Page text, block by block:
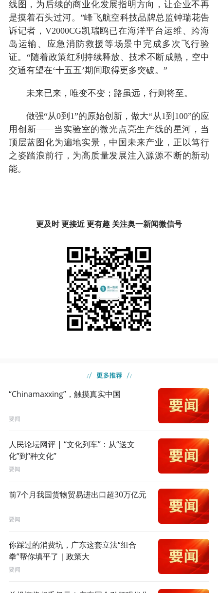
线图，为后续的商业化发展指明方向，让企业不再
是摸着石头过河。”峰飞航空科技品牌总监钟瑞花告
诉记者，V2000CG凯瑞鸥已在海洋平台运维、跨海
岛运输、应急消防救援等场景中完成多次飞行验
证。“随着政策红利持续释放、技术不断成熟，空中
交通有望在‘十五五’期间取得更多突破。”
未来已来，唯变不变；路虽远，行则将至。
做强“从0到1”的原始创新，做大“从1到100”的应
用创新——当实验室的微光点亮生产线的星河，当
顶层蓝图化为遍地实景，中国未来产业，正以笃行
之姿踏浪前行，为高质量发展注入源源不断的新动
能。
更及时 更接近 更有趣 关注奥一新闻微信号
“Chinamaxxing”，触摸真实中国
要闻
人民论坛网评 | “文化列车”：从“送文
化”到“种文化”
要闻
前7个月我国货物贸易进出口超30万亿元
要闻
你踩过的消费坑，广东这套立法“组合
拳”帮你填平了｜政策大
要闻